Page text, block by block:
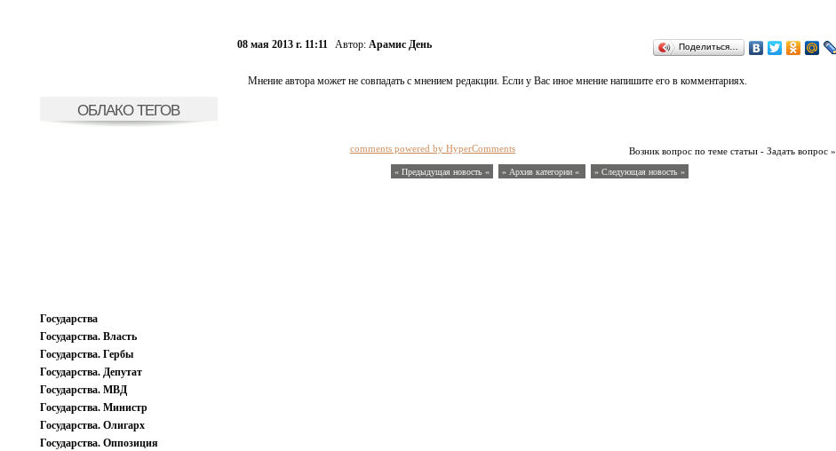
ОБЛАКО ТЕГОВ
Государства
Государства. Власть
Государства. Гербы
Государства. Депутат
Государства. МВД
Государства. Министр
Государства. Олигарх
Государства. Оппозиция
08 мая 2013 г. 11:11 Автор: Арамис День Поделиться…
Мнение автора может не совпадать с мнением редакции. Если у Вас иное мнение напишите его в комментариях.
Возник вопрос по теме статьи - Задать вопрос »
comments powered by HyperComments
« Предыдущая новость « » Архив категории « » Следующая новость »